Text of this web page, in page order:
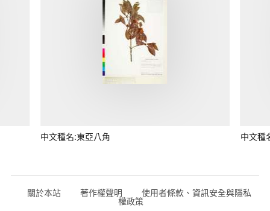
中文種名:東亞八角 中文種
關於本站 著作權聲明 使用者條款、資訊安全與隱私
權政策